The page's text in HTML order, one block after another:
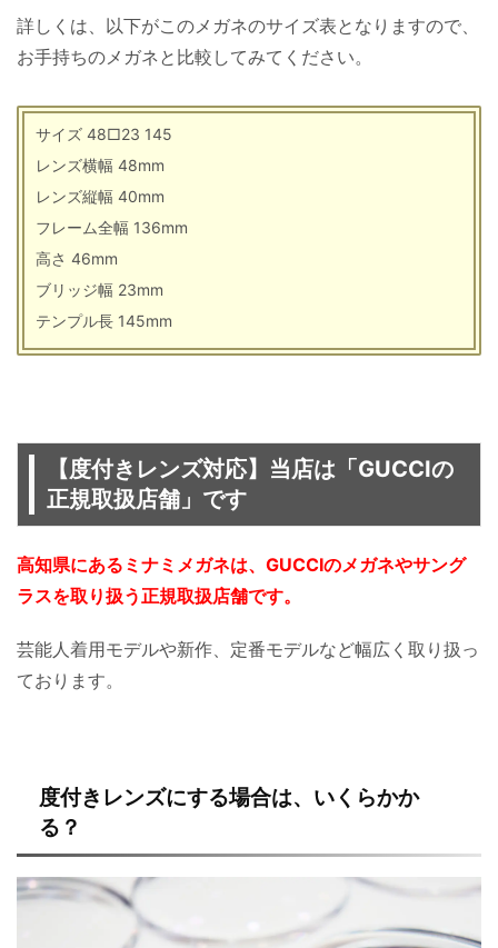
詳しくは、以下がこのメガネのサイズ表となりますので、
お手持ちのメガネと比較してみてください。
サイズ 48□23 145
レンズ横幅 48mm
レンズ縦幅 40mm
フレーム全幅 136mm
高さ 46mm
ブリッジ幅 23mm
テンプル長 145mm
【度付きレンズ対応】当店は「GUCCIの
正規取扱店舗」です
高知県にあるミナミメガネは、GUCCIのメガネやサング
ラスを取り扱う正規取扱店舗です。
芸能人着用モデルや新作、定番モデルなど幅広く取り扱っ
ております。
度付きレンズにする場合は、いくらかか
る？